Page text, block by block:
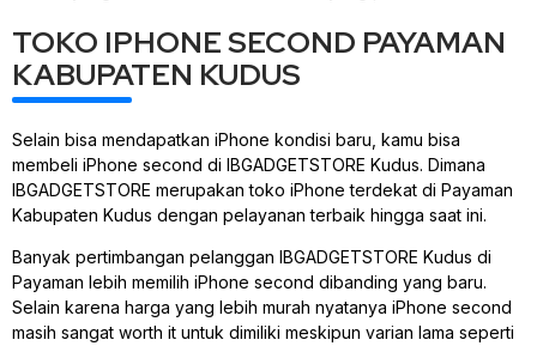
TOKO IPHONE SECOND PAYAMAN
KABUPATEN KUDUS
Selain bisa mendapatkan iPhone kondisi baru, kamu bisa
membeli iPhone second di IBGADGETSTORE Kudus. Dimana
IBGADGETSTORE merupakan toko iPhone terdekat di Payaman
Kabupaten Kudus dengan pelayanan terbaik hingga saat ini.
Banyak pertimbangan pelanggan IBGADGETSTORE Kudus di
Payaman lebih memilih iPhone second dibanding yang baru.
Selain karena harga yang lebih murah nyatanya iPhone second
masih sangat worth it untuk dimiliki meskipun varian lama seperti